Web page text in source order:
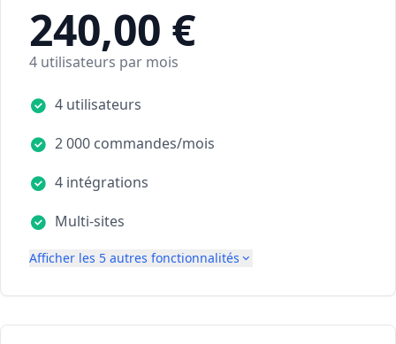
240,00 €
4 utilisateurs par mois
4 utilisateurs
2 000 commandes/mois
4 intégrations
Multi-sites
Afficher les 5 autres fonctionnalités